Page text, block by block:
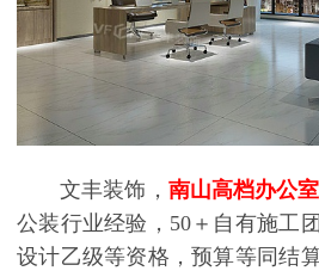
文丰装饰， 南山高档办公
公装行业经验，50＋自有施工
设计乙级等资格，预算等同结